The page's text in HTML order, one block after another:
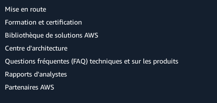
Mise en route
Formation et certification
Bibliothèque de solutions AWS
Centre d'architecture
Questions fréquentes (FAQ) techniques et sur les produits
Rapports d'analystes
Partenaires AWS